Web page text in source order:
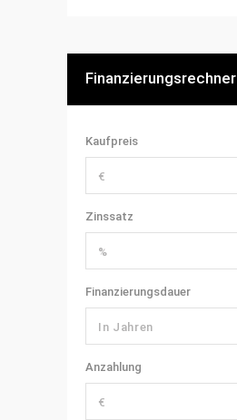
Finanzierungsrechner
Kaufpreis
Zinssatz
Finanzierungsdauer
Anzahlung